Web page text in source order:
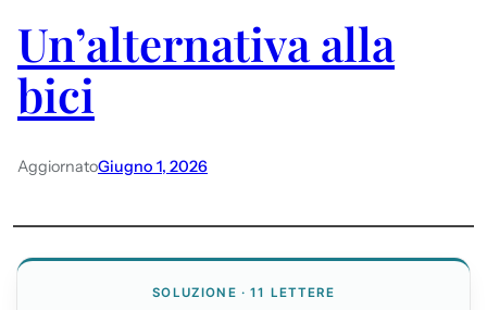
Un’alternativa alla
bici
AggiornatoGiugno 1, 2026
SOLUZIONE · 11 LETTERE